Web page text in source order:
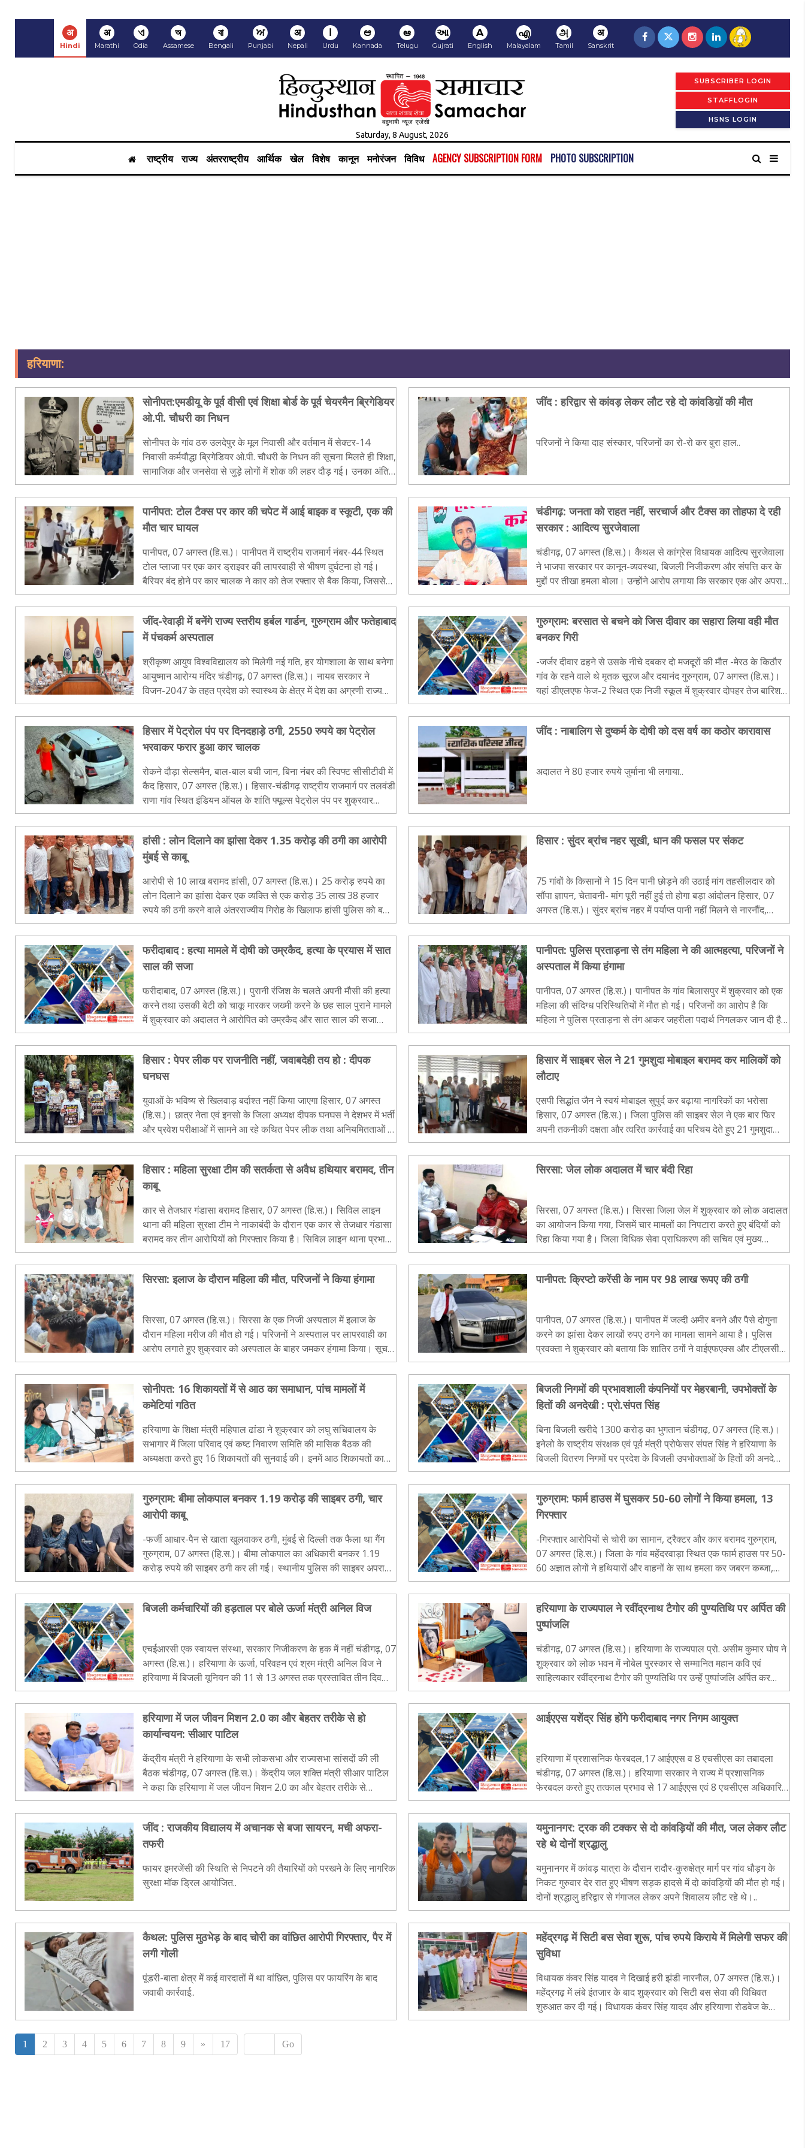
अ
Hindi
अ
Marathi
ଏ
Odia
অ
Assamese
বা
Bengali
ਅ
Punjabi
अ
Nepali
ا
Urdu
ಆ
Kannada
ఆ
Telugu
આ
Gujrati
A
English
എ
Malayalam
அ
Tamil
अ
Sanskrit
Saturday, 8 August, 2026
SUBSCRIBER LOGIN
STAFFLOGIN
HSNS LOGIN
राष्ट्रीय राज्य अंतरराष्ट्रीय आर्थिक खेल विशेष कानून मनोरंजन विविध AGENCY SUBSCRIPTION FORM PHOTO SUBSCRIPTION
हरियाणा:
सोनीपत:एमडीयू के पूर्व वीसी एवं शिक्षा बाेर्ड के पूर्व चेयरमैन ब्रिगेडियर
ओ.पी. चौधरी का निधन
सोनीपत के गांव ठरु उलदेपुर के मूल निवासी और वर्तमान में सेक्टर-14
निवासी कर्मयौद्धा ब्रिगेडियर ओ.पी. चौधरी के निधन की सूचना मिलते ही शिक्षा,
सामाजिक और जनसेवा से जुड़े लोगों में शोक की लहर दौड़ गई। उनका अंतिम
संस्कार शनिवार दोपहर बाद तीन बजे सेक्टर-1..
जींद : हरिद्वार से कांवड़ लेकर लौट रहे दो कांवडिय़ों की मौत
परिजनों ने किया दाह संस्कार, परिजनों का रो-रो कर बुरा हाल..
पानीपत: टोल टैक्स पर कार की चपेट में आई बाइक व स्कूटी, एक की
माैत चार घायल
पानीपत, 07 अगस्त (हि.स.)। पानीपत में राष्ट्रीय राजमार्ग नंबर-44 स्थित
टोल प्लाजा पर एक कार ड्राइवर की लापरवाही से भीषण दुर्घटना हो गई।
बैरियर बंद होने पर कार चालक ने कार को तेज रफ्तार से बैक किया, जिससे
पीछे आ रही बाइक और स्कूटी उसकी चपेट में आ गईं..
चंडीगढ़: जनता को राहत नहीं, सरचार्ज और टैक्स का तोहफा दे रही
सरकार : आदित्य सुरजेवाला
चंडीगढ़, 07 अगस्त (हि.स.)। कैथल से कांग्रेस विधायक आदित्य सुरजेवाला
ने भाजपा सरकार पर कानून-व्यवस्था, बिजली निजीकरण और संपत्ति कर के
मुद्दों पर तीखा हमला बोला। उन्होंने आरोप लगाया कि सरकार एक ओर अपराध
पर अंकुश लगा पाने में विफल रही है, वहीं दूसरी..
जींद-रेवाड़ी में बनेंगे राज्य स्तरीय हर्बल गार्डन, गुरुग्राम और फतेहाबाद
में पंचकर्म अस्पताल
श्रीकृष्ण आयुष विश्वविद्यालय को मिलेगी नई गति, हर योगशाला के साथ बनेगा
आयुष्मान आरोग्य मंदिर चंडीगढ़, 07 अगस्त (हि.स.)। नायब सरकार ने
विजन-2047 के तहत प्रदेश को स्वास्थ्य के क्षेत्र में देश का अग्रणी राज्य
बनाने की दिशा में आयुष सेवाओं के व्यापक व..
गुरुग्राम: बरसात से बचने को जिस दीवार का सहारा लिया वही मौत
बनकर गिरी
-जर्जर दीवार ढहने से उसके नीचे दबकर दो मजदूरों की मौत -मेरठ के किठौर
गांव के रहने वाले थे मृतक सूरज और दयानंद गुरुग्राम, 07 अगस्त (हि.स.)।
यहां डीएलएफ फेज-2 स्थित एक निजी स्कूल में शुक्रवार दोपहर तेज बारिश
के दौरान दीवार ढहने से दबे दो मजदूरों की..
हिसार में पेट्रोल पंप पर दिनदहाड़े ठगी, 2550 रुपये का पेट्रोल
भरवाकर फरार हुआ कार चालक
रोकने दौड़ा सेल्समैन, बाल-बाल बची जान, बिना नंबर की स्विफ्ट सीसीटीवी में
कैद हिसार, 07 अगस्त (हि.स.)। हिसार-चंडीगढ़ राष्ट्रीय राजमार्ग पर तलवंडी
राणा गांव स्थित इंडियन ऑयल के शांति फ्यूल्स पेट्रोल पंप पर शुक्रवार
दोपहर दिनदहाड़े..
जींद : नाबालिग से दुष्कर्म के दोषी को दस वर्ष का कठोर कारावास
अदालत ने 80 हजार रुपये जुर्माना भी लगाया..
हांसी : लोन दिलाने का झांसा देकर 1.35 करोड़ की ठगी का आरोपी
मुंबई से काबू
आरोपी से 10 लाख बरामद हांसी, 07 अगस्त (हि.स.)। 25 करोड़ रुपये का
लोन दिलाने का झांसा देकर एक व्यक्ति से एक करोड़ 35 लाख 38 हजार
रुपये की ठगी करने वाले अंतरराज्यीय गिरोह के खिलाफ हांसी पुलिस को बड़ी
कामयाबी मिली है। सीआईए-1 की टीम..
हिसार : सुंदर ब्रांच नहर सूखी, धान की फसल पर संकट
75 गांवों के किसानों ने 15 दिन पानी छोड़ने की उठाई मांग तहसीलदार को
सौंपा ज्ञापन, चेतावनी- मांग पूरी नहीं हुई तो होगा बड़ा आंदोलन हिसार, 07
अगस्त (हि.स.)। सुंदर ब्रांच नहर में पर्याप्त पानी नहीं मिलने से नारनौंद,
तोशाम और बवानीखेड़ा क्षे..
फरीदाबाद : हत्या मामले में दोषी को उम्रकैद, हत्या के प्रयास में सात
साल की सजा
फरीदाबाद, 07 अगस्त (हि.स.)। पुरानी रंजिश के चलते अपनी मौसी की हत्या
करने तथा उसकी बेटी को चाकू मारकर जख्मी करने के छह साल पुराने मामले
में शुक्रवार को अदालत ने आरोपित को उम्रकैद और सात साल की सजा
सुनाई है। उप जिला न्यायवादी डा. रेखा जांगड़ा ने बताय..
पानीपत: पुलिस प्रताड़ना से तंग महिला ने की आत्महत्या, परिजनों ने
अस्पताल में किया हंगामा
पानीपत, 07 अगस्त (हि.स.)। पानीपत के गांव बिलासपुर में शुक्रवार को एक
महिला की संदिग्ध परिस्थितियों में मौत हो गई। परिजनों का आरोप है कि
महिला ने पुलिस प्रताड़ना से तंग आकर जहरीला पदार्थ निगलकर जान दी है।
मृतका की पहचान बबली पत्नी नरेंद्र के रूप में..
हिसार : पेपर लीक पर राजनीति नहीं, जवाबदेही तय हो : दीपक
घनघस
युवाओं के भविष्य से खिलवाड़ बर्दाश्त नहीं किया जाएगा हिसार, 07 अगस्त
(हि.स.)। छात्र नेता एवं इनसो के जिला अध्यक्ष दीपक घनघस ने देशभर में भर्ती
और प्रवेश परीक्षाओं में सामने आ रहे कथित पेपर लीक तथा अनियमितताओं के
मामलों पर गहरी चि..
हिसार में साइबर सेल ने 21 गुमशुदा मोबाइल बरामद कर मालिकों को
लौटाए
एसपी सिद्धांत जैन ने स्वयं मोबाइल सुपुर्द कर बढ़ाया नागरिकों का भरोसा
हिसार, 07 अगस्त (हि.स.)। जिला पुलिस की साइबर सेल ने एक बार फिर
अपनी तकनीकी दक्षता और त्वरित कार्रवाई का परिचय देते हुए 21 गुमशुदा
मोबाइल फोन बरामद कर उनके वास्..
हिसार : महिला सुरक्षा टीम की सतर्कता से अवैध हथियार बरामद, तीन
काबू
कार से तेजधार गंडासा बरामद हिसार, 07 अगस्त (हि.स.)। सिविल लाइन
थाना की महिला सुरक्षा टीम ने नाकाबंदी के दौरान एक कार से तेजधार गंडासा
बरामद कर तीन आरोपियों को गिरफ्तार किया है। सिविल लाइन थाना प्रभारी
ने शुक्रवार काे बताया कि उप निरीक्षक..
सिरसा: जेल लोक अदालत में चार बंदी रिहा
सिरसा, 07 अगस्त (हि.स.)। सिरसा जिला जेल में शुक्रवार को लोक अदालत
का आयोजन किया गया, जिसमें चार मामलों का निपटारा करते हुए बंदियों को
रिहा किया गया है। जिला विधिक सेवा प्राधिकरण की सचिव एवं मुख्य
न्यायिक दंडाधिकारी संतोष बागोतिया ने बताया कि जेल लो..
सिरसा: इलाज के दौरान महिला की मौत, परिजनों ने किया हंगामा
सिरसा, 07 अगस्त (हि.स.)। सिरसा के एक निजी अस्पताल में इलाज के
दौरान महिला मरीज की मौत हो गई। परिजनों ने अस्पताल पर लापरवाही का
आरोप लगाते हुए शुक्रवार को अस्पताल के बाहर जमकर हंगामा किया। सूचना
मिलने पर पुलिस मौके पर पहुंची और परिजनों को कार्रवाई क..
पानीपत: क्रिप्टो करेंसी के नाम पर 98 लाख रूपए की ठगी
पानीपत, 07 अगस्त (हि.स.)। पानीपत में जल्दी अमीर बनने और पैसे दोगुना
करने का झांसा देकर लाखों रुपए ठगने का मामला सामने आया है। पुलिस
प्रवक्ता ने शुक्रवार काे बताया कि शातिर ठगों ने वाईएफएक्स और टीएलसी
कॉइन जैसी स्कीमों में निवेश के नाम पर दो युवकों..
सोनीपत: 16 शिकायतों में से आठ का समाधान, पांच मामलों में
कमेटियां गठित
हरियाणा के शिक्षा मंत्री महिपाल ढांडा ने शुक्रवार को लघु सचिवालय के
सभागार में जिला परिवाद एवं कष्ट निवारण समिति की मासिक बैठक की
अध्यक्षता करते हुए 16 शिकायतों की सुनवाई की। इनमें आठ शिकायतों का
मौके पर ही समाधान कर शिकायतकर्ताओं को राहत दी गई, जबकि..
बिजली निगमों की प्रभावशाली कंपनियों पर मेहरबानी, उपभोक्तों के
हितों की अनदेखी : प्रो.संपत सिंह
बिना बिजली खरीदे 1300 करोड़ का भुगतान चंडीगढ़, 07 अगस्त (हि.स.)।
इनेलो के राष्ट्रीय संरक्षक एवं पूर्व मंत्री प्रोफेसर संपत सिंह ने हरियाणा के
बिजली वितरण निगमों पर प्रदेश के बिजली उपभोक्ताओं के हितों की अनदेखी
करने और वित्तीय बोझ जनता पर डालने का..
गुरुग्राम: बीमा लोकपाल बनकर 1.19 करोड़ की साइबर ठगी, चार
आरोपी काबू
-फर्जी आधार-पैन से खाता खुलवाकर ठगी, मुंबई से दिल्ली तक फैला था गैंग
गुरुग्राम, 07 अगस्त (हि.स.)। बीमा लोकपाल का अधिकारी बनकर 1.19
करोड़ रुपये की साइबर ठगी कर ली गई। स्थानीय पुलिस की साइबर अपराध
पश्चिम थाना की टीम ने ठगी करने वाले अंतरराज्यीय गैंग..
गुरुग्राम: फार्म हाउस में घुसकर 50-60 लोगों ने किया हमला, 13
गिरफ्तार
-गिरफ्तार आरोपियों से चोरी का सामान, ट्रैक्टर और कार बरामद गुरुग्राम,
07 अगस्त (हि.स.)। जिला के गांव महेंदरवाड़ा स्थित एक फार्म हाउस पर 50-
60 अज्ञात लोगों ने हथियारों और वाहनों के साथ हमला कर जबरन कब्जा,
तोडफ़ोड़, मारपीट और चोरी की वारदात को अंजाम..
बिजली कर्मचारियों की हड़ताल पर बोले ऊर्जा मंत्री अनिल विज
एचईआरसी एक स्वायत्त संस्था, सरकार निजीकरण के हक में नहीं चंडीगढ़, 07
अगस्त (हि.स.)। हरियाणा के ऊर्जा, परिवहन एवं श्रम मंत्री अनिल विज ने
हरियाणा में बिजली यूनियन की 11 से 13 अगस्त तक प्रस्तावित तीन दिवसीय
हड़ताल मामले में कहा कि हम यूनियन के साथ..
हरियाणा के राज्यपाल ने रवींद्रनाथ टैगोर की पुण्यतिथि पर अर्पित की
पुष्पांजलि
चंडीगढ़, 07 अगस्त (हि.स.)। हरियाणा के राज्यपाल प्रो. असीम कुमार घोष ने
शुक्रवार को लोक भवन में नोबेल पुरस्कार से सम्मानित महान कवि एवं
साहित्यकार रवींद्रनाथ टैगोर की पुण्यतिथि पर उन्हें पुष्पांजलि अर्पित कर
श्रद्धापूर्वक स्मरण किया। उन्होंने टैगोर..
हरियाणा में जल जीवन मिशन 2.0 का और बेहतर तरीके से हो
कार्यान्वयन: सीआर पाटिल
केंद्रीय मंत्री ने हरियाणा के सभी लोकसभा और राज्यसभा सांसदों की ली
बैठक चंडीगढ़, 07 अगस्त (हि.स.)। केंद्रीय जल शक्ति मंत्री सीआर पाटिल
ने कहा कि हरियाणा में जल जीवन मिशन 2.0 का और बेहतर तरीके से
कार्यान्वयन किया जाना चाहिए। लोगों को साफ और स्वच्छ..
आईएएस यशेंद्र सिंह होंगे फरीदाबाद नगर निगम आयुक्त
हरियाणा में प्रशासनिक फेरबदल,17 आईएएस व 8 एचसीएस का तबादला
चंडीगढ़, 07 अगस्त (हि.स.)। हरियाणा सरकार ने राज्य में प्रशासनिक
फेरबदल करते हुए तत्काल प्रभाव से 17 आईएएस एवं 8 एचसीएस अधिकारियों
के तबादला एवं नियुक्ति आदेश जारी किए हैं। मुख्य सचिव अनुरा..
जींद : राजकीय विद्यालय में अचानक से बजा सायरन, मची अफरा-
तफरी
फायर इमरजेंसी की स्थिति से निपटने की तैयारियों को परखने के लिए नागरिक
सुरक्षा मॉक ड्रिल आयोजित..
यमुनानगर: ट्रक की टक्कर से दो कांवड़ियों की मौत, जल लेकर लौट
रहे थे दोनों श्रद्धालु
यमुनानगर में कांवड़ यात्रा के दौरान रादौर-कुरुक्षेत्र मार्ग पर गांव धौड़ग के
निकट गुरुवार देर रात हुए भीषण सड़क हादसे में दो कांवड़ियों की मौत हो गई।
दोनों श्रद्धालु हरिद्वार से गंगाजल लेकर अपने शिवालय लौट रहे थे।..
कैथल: पुलिस मुठभेड़ के बाद चोरी का वांछित आरोपी गिरफ्तार, पैर में
लगी गोली
पूंडरी-बाता क्षेत्र में कई वारदातों में था वांछित, पुलिस पर फायरिंग के बाद
जवाबी कार्रवाई..
महेंद्रगढ़ में सिटी बस सेवा शुरू, पांच रुपये किराये में मिलेगी सफर की
सुविधा
विधायक कंवर सिंह यादव ने दिखाई हरी झंडी नारनाैल, 07 अगस्त (हि.स.)।
महेंद्रगढ़ में लंबे इंतजार के बाद शुक्रवार काे सिटी बस सेवा की विधिवत
शुरुआत कर दी गई। विधायक कंवर सिंह यादव और हरियाणा रोडवेज के
महाप्रबंधक (जीएम) ने बसों को हरी झंडी दिखाकर रवाना..
1 2 3 4 5 6 7 8 9 » 17 Go